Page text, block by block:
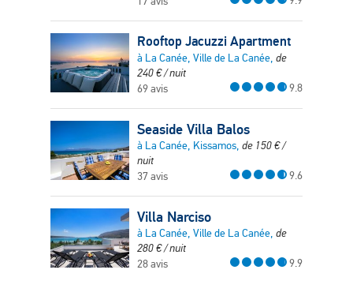
Rooftop Jacuzzi Apartment
à La Canée, Ville de La Canée, de
240€/ nuit
69 avis
9.8
Seaside Villa Balos
à La Canée, Kissamos, de 150€/
nuit
37 avis
9.6
Villa Narciso
à La Canée, Ville de La Canée, de
280€/ nuit
28 avis
9.9